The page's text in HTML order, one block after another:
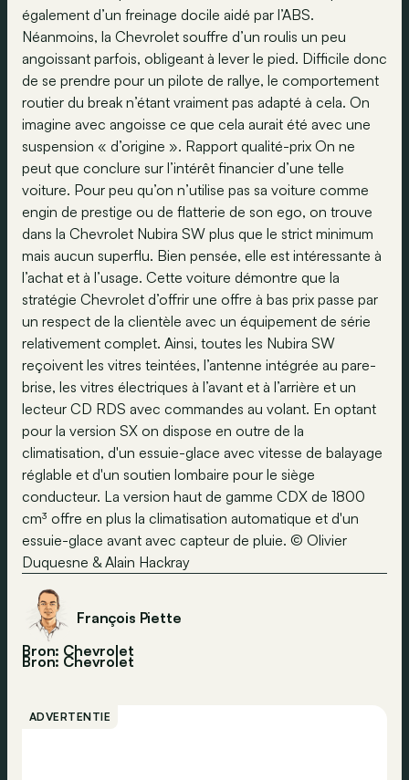
également d’un freinage docile aidé par l’ABS.
Néanmoins, la Chevrolet souffre d’un roulis un peu
angoissant parfois, obligeant à lever le pied. Difficile donc
de se prendre pour un pilote de rallye, le comportement
routier du break n’étant vraiment pas adapté à cela. On
imagine avec angoisse ce que cela aurait été avec une
suspension « d’origine ». Rapport qualité-prix On ne
peut que conclure sur l’intérêt financier d’une telle
voiture. Pour peu qu’on n’utilise pas sa voiture comme
engin de prestige ou de flatterie de son ego, on trouve
dans la Chevrolet Nubira SW plus que le strict minimum
mais aucun superflu. Bien pensée, elle est intéressante à
l’achat et à l’usage. Cette voiture démontre que la
stratégie Chevrolet d’offrir une offre à bas prix passe par
un respect de la clientèle avec un équipement de série
relativement complet. Ainsi, toutes les Nubira SW
reçoivent les vitres teintées, l’antenne intégrée au pare-
brise, les vitres électriques à l’avant et à l’arrière et un
lecteur CD RDS avec commandes au volant. En optant
pour la version SX on dispose en outre de la
climatisation, d'un essuie-glace avec vitesse de balayage
réglable et d'un soutien lombaire pour le siège
conducteur. La version haut de gamme CDX de 1800
cm³ offre en plus la climatisation automatique et d'un
essuie-glace avant avec capteur de pluie. © Olivier
Duquesne & Alain Hackray
François Piette
Bron: Chevrolet
Bron: Chevrolet
ADVERTENTIE